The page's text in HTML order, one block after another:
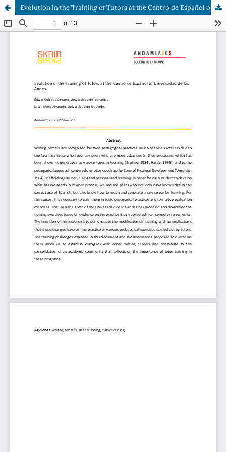
Evolution in the Training of Tutors at the Centro de Español of Universidad de los Andes